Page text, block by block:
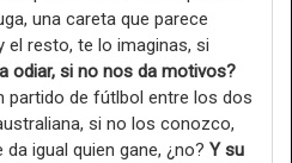
una careta que parece
el resto, te lo imaginas, si
odiar, si no nos da motivos?
partido de fútlbol entre los dos
si no los conozco,
igual quien gane, ¿no? Y su